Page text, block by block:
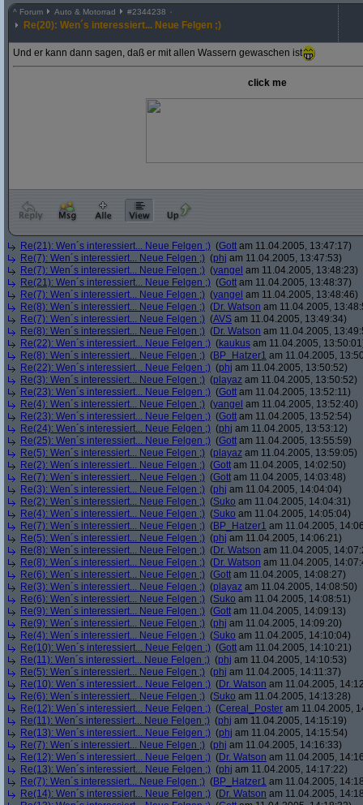
^ Forum Auto & Motorrad #2344238
Re(20): Wen´s interessiert... Neue Felgen ;)
Und er kann dann sagen, daß er mit allen Wassern gewaschen ist
click me
Re(21): Wen´s interessiert... Neue Felgen ;) (Gott am 11.04.2005, 13:47:17)
Re(7): Wen´s interessiert... Neue Felgen ;) (phj am 11.04.2005, 13:47:53)
Re(7): Wen´s interessiert... Neue Felgen ;) (yangel am 11.04.2005, 13:48:23)
Re(21): Wen´s interessiert... Neue Felgen ;) (Gott am 11.04.2005, 13:48:37)
Re(7): Wen´s interessiert... Neue Felgen ;) (yangel am 11.04.2005, 13:48:46)
Re(8): Wen´s interessiert... Neue Felgen ;) (Dr. Watson am 11.04.2005,
Re(7): Wen´s interessiert... Neue Felgen ;) (AVS am 11.04.2005, 13:49:34)
Re(8): Wen´s interessiert... Neue Felgen ;) (Dr. Watson am 11.04.2005,
Re(22): Wen´s interessiert... Neue Felgen ;) (kaukus am 11.04.2005,
Re(8): Wen´s interessiert... Neue Felgen ;) (BP_Hatzer1 am 11.04.2005,
Re(22): Wen´s interessiert... Neue Felgen ;) (phj am 11.04.2005, 13:50:52)
Re(3): Wen´s interessiert... Neue Felgen ;) (playaz am 11.04.2005, 13:50:52)
Re(23): Wen´s interessiert... Neue Felgen ;) (Gott am 11.04.2005, 13:52:11)
Re(4): Wen´s interessiert... Neue Felgen ;) (yangel am 11.04.2005, 13:52:40)
Re(23): Wen´s interessiert... Neue Felgen ;) (Gott am 11.04.2005, 13:52:54)
Re(24): Wen´s interessiert... Neue Felgen ;) (phj am 11.04.2005, 13:53:12)
Re(25): Wen´s interessiert... Neue Felgen ;) (Gott am 11.04.2005, 13:55:59)
Re(5): Wen´s interessiert... Neue Felgen ;) (playaz am 11.04.2005, 13:59:05)
Re(2): Wen´s interessiert... Neue Felgen ;) (Gott am 11.04.2005, 14:02:50)
Re(7): Wen´s interessiert... Neue Felgen ;) (Gott am 11.04.2005, 14:03:48)
Re(3): Wen´s interessiert... Neue Felgen ;) (phj am 11.04.2005, 14:04:04)
Re(2): Wen´s interessiert... Neue Felgen ;) (Suko am 11.04.2005, 14:04:31)
Re(4): Wen´s interessiert... Neue Felgen ;) (Suko am 11.04.2005, 14:05:04)
Re(7): Wen´s interessiert... Neue Felgen ;) (BP_Hatzer1 am 11.04.2005,
Re(5): Wen´s interessiert... Neue Felgen ;) (phj am 11.04.2005, 14:06:21)
Re(8): Wen´s interessiert... Neue Felgen ;) (Dr. Watson am 11.04.2005,
Re(8): Wen´s interessiert... Neue Felgen ;) (Dr. Watson am 11.04.2005,
Re(6): Wen´s interessiert... Neue Felgen ;) (Gott am 11.04.2005, 14:08:27)
Re(3): Wen´s interessiert... Neue Felgen ;) (playaz am 11.04.2005, 14:08:50)
Re(6): Wen´s interessiert... Neue Felgen ;) (Suko am 11.04.2005, 14:08:51)
Re(9): Wen´s interessiert... Neue Felgen ;) (Gott am 11.04.2005, 14:09:13)
Re(9): Wen´s interessiert... Neue Felgen ;) (phj am 11.04.2005, 14:09:20)
Re(4): Wen´s interessiert... Neue Felgen ;) (Suko am 11.04.2005, 14:10:04)
Re(10): Wen´s interessiert... Neue Felgen ;) (Gott am 11.04.2005, 14:10:21)
Re(11): Wen´s interessiert... Neue Felgen ;) (phj am 11.04.2005, 14:10:53)
Re(5): Wen´s interessiert... Neue Felgen ;) (phj am 11.04.2005, 14:11:37)
Re(10): Wen´s interessiert... Neue Felgen ;) (Dr. Watson am 11.04.2005,
Re(6): Wen´s interessiert... Neue Felgen ;) (Suko am 11.04.2005, 14:13:28)
Re(12): Wen´s interessiert... Neue Felgen ;) (Cereal_Poster am 11.04.2005,
Re(11): Wen´s interessiert... Neue Felgen ;) (phj am 11.04.2005, 14:15:19)
Re(13): Wen´s interessiert... Neue Felgen ;) (phj am 11.04.2005, 14:15:54)
Re(7): Wen´s interessiert... Neue Felgen ;) (phj am 11.04.2005, 14:16:33)
Re(12): Wen´s interessiert... Neue Felgen ;) (Dr. Watson am 11.04.2005,
Re(13): Wen´s interessiert... Neue Felgen ;) (phj am 11.04.2005, 14:17:22)
Re(7): Wen´s interessiert... Neue Felgen ;) (BP_Hatzer1 am 11.04.2005,
Re(14): Wen´s interessiert... Neue Felgen ;) (Dr. Watson am 11.04.2005,